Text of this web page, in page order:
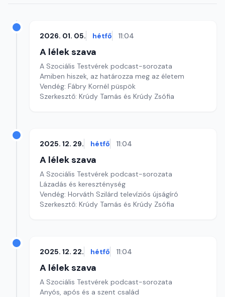
2026. 01. 05. hétfő 11:04
A lélek szava
A Szociális Testvérek podcast-sorozata
Amiben hiszek, az határozza meg az életem
Vendég: Fábry Kornél püspök
Szerkesztő: Krúdy Tamás és Krúdy Zsófia
2025. 12. 29. hétfő 11:04
A lélek szava
A Szociális Testvérek podcast-sorozata
Lázadás és kereszténység
Vendég: Horváth Szilárd televíziós újságíró
Szerkesztő: Krúdy Tamás és Krúdy Zsófia
2025. 12. 22. hétfő 11:04
A lélek szava
A Szociális Testvérek podcast-sorozata
Anyós, após és a szent család